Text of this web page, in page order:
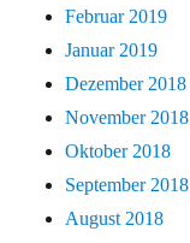
Februar 2019
Januar 2019
Dezember 2018
November 2018
Oktober 2018
September 2018
August 2018